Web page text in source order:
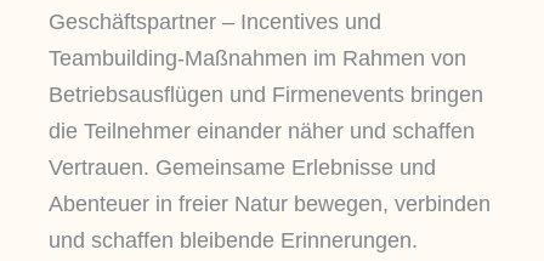
Geschäftspartner – Incentives und
Teambuilding-Maßnahmen im Rahmen von
Betriebsausflügen und Firmenevents bringen
die Teilnehmer einander näher und schaffen
Vertrauen. Gemeinsame Erlebnisse und
Abenteuer in freier Natur bewegen, verbinden
und schaffen bleibende Erinnerungen.